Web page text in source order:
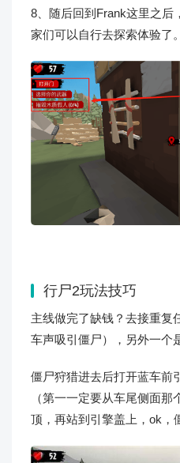
8、随后回到Frank这里之后
家们可以自行去探索体验了。
行尸2玩法技巧
主线做完了缺钱？去接重复
车声吸引僵尸），另外一个
僵尸狩猎进去后打开蓝车前
（第一一定要从车尾侧面
顶，再站到引擎盖上，ok，